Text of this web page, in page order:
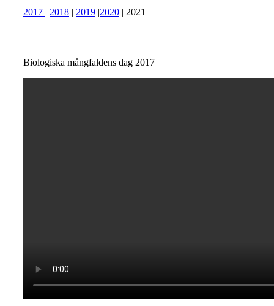
2017 | 2018 | 2019 |2020 | 2021
Biologiska mångfaldens dag 2017